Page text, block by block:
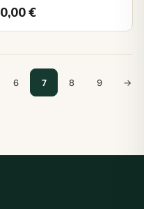
0,00€
6 7 8 9 →